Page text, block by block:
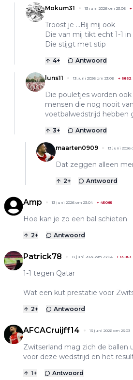
Mokum31 13 juni 2026 om 23:06 +
Troost je …Bij mij ook
Die van mij tikt echt 1-1 in
Die stijgt met stip
4+ Antwoord
luns11 13 juni 2026 om 23:06 + 6862
Die pouletjes worden
mensen die nog nooit
voetbalwedstrijd hebben
3+ Antwoord
maarten0909 13 juni 2026
Dat zeggen alleen
2+ Antwoord
Amp 13 juni 2026 om 23:04 + 45085
Hoe kan je zo een bal schieten
2+ Antwoord
Patrick78 13 juni 2026 om 23:04 + 65863
1-1 tegen Qatar
Wat een kut prestatie voor
2+ Antwoord
AFCACruijff14 13 juni 2026 om 23:03
Zwitserland mag zich de ballen
voor deze wedstrijd en het
1+ Antwoord